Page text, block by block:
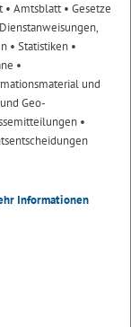
• Amtsblatt• Gesetze
• Statistiken •
•
und
Geo-
•
Informationen